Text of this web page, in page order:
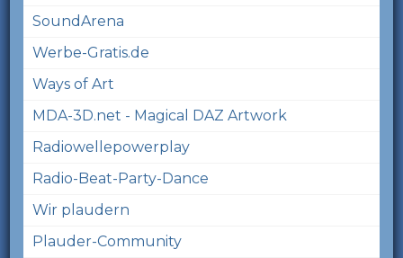
SoundArena
Werbe-Gratis.de
Ways of Art
MDA-3D.net - Magical DAZ Artwork
Radiowellepowerplay
Radio-Beat-Party-Dance
Wir plaudern
Plauder-Community